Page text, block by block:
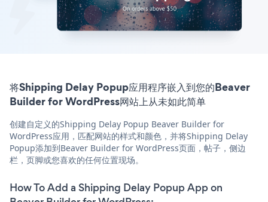
将Shipping Delay Popup应用程序嵌入到您的Beaver
Builder for WordPress网站上从未如此简单
创建自定义的Shipping Delay Popup Beaver Builder for
WordPress应用，匹配网站的样式和颜色，并将Shipping Delay
Popup添加到Beaver Builder for WordPress页面，帖子，侧边
栏，页脚或您喜欢的任何位置现场。
How To Add a Shipping Delay Popup App on